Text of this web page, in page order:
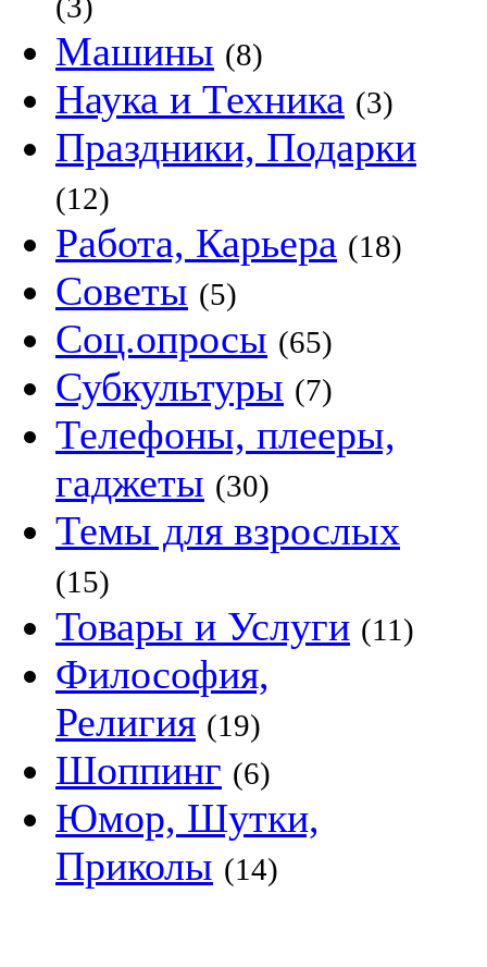
Машины (8)
Наука и Техника (3)
Праздники, Подарки
(12)
Работа, Карьера (18)
Советы (5)
Соц.опросы (65)
Субкультуры (7)
Телефоны, плееры,
гаджеты (30)
Темы для взрослых
(15)
Товары и Услуги (11)
Философия,
Религия (19)
Шоппинг (6)
Юмор, Шутки,
Приколы (14)